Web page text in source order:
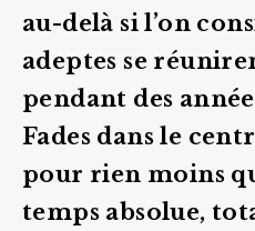
au-delà si l’on
adeptes se
pendant des
Fades dans le
pour rien moins
temps absolue,